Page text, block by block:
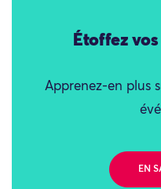
Étoffez
Apprenez-en plus
EN